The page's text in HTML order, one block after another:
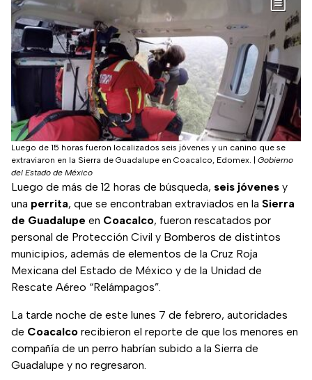
Luego de 15 horas fueron localizados seis jóvenes y un canino que se
extraviaron en la Sierra de Guadalupe en Coacalco, Edomex.
Gobierno
del Estado de México
Luego de más de 12 horas de búsqueda, seis jóvenes y
una perrita, que se encontraban extraviados en la Sierra
de Guadalupe en Coacalco, fueron rescatados por
personal de Protección Civil y Bomberos de distintos
municipios, además de elementos de la Cruz Roja
Mexicana del Estado de México y de la Unidad de
Rescate Aéreo “Relámpagos”.
La tarde noche de este lunes 7 de febrero, autoridades
de Coacalco recibieron el reporte de que los menores en
compañía de un perro habrían subido a la Sierra de
Guadalupe y no regresaron.